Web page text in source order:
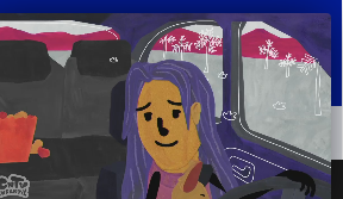
POLÍTICA ECONOMÍA